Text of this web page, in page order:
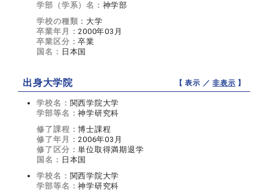
学部（学系）名： 神学部
学校の種類： 大学
卒業年月：2000年03月
卒業区分：卒業
国名： 日本国
出身大学院 【 表示 ／非表示 】
学校名： 関西学院大学
学部等名：神学研究科
修了課程：博士課程
修了年月：2006年03月
修了区分：単位取得満期退学
国名： 日本国
学校名： 関西学院大学
学部等名：神学研究科